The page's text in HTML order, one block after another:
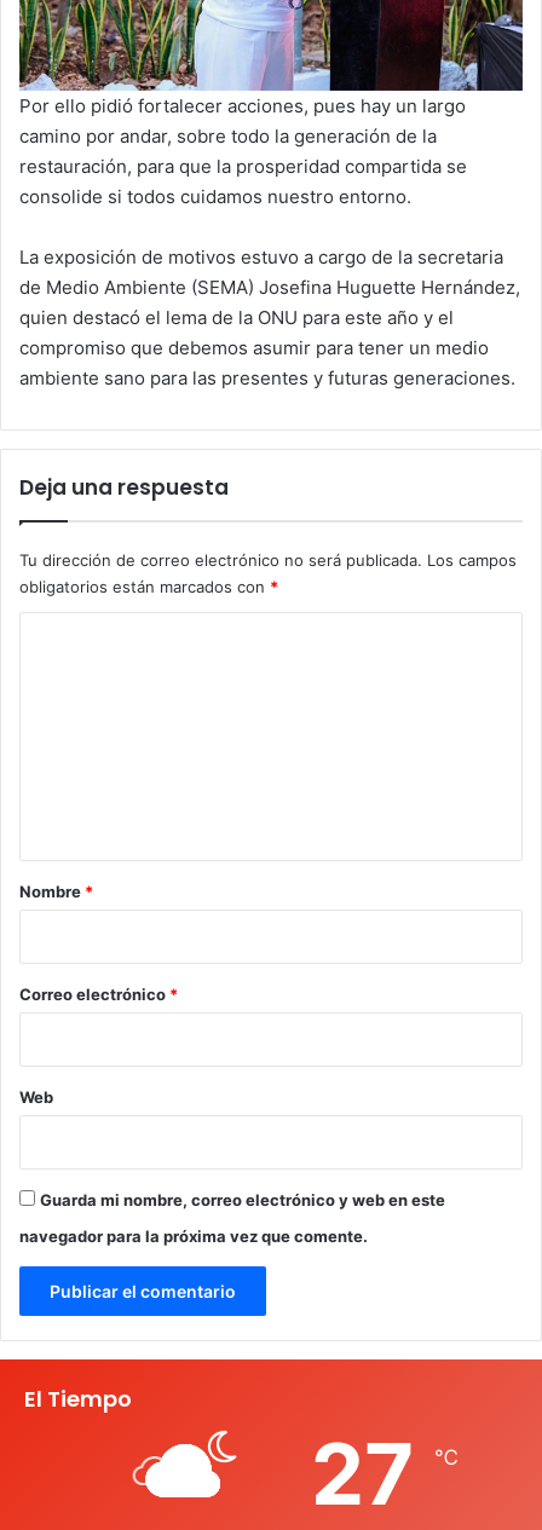
Por ello pidió fortalecer acciones, pues hay un largo
camino por andar, sobre todo la generación de la
restauración, para que la prosperidad compartida se
consolide si todos cuidamos nuestro entorno.
La exposición de motivos estuvo a cargo de la secretaria
de Medio Ambiente (SEMA) Josefina Huguette Hernández,
quien destacó el lema de la ONU para este año y el
compromiso que debemos asumir para tener un medio
ambiente sano para las presentes y futuras generaciones.
Deja una respuesta
Tu dirección de correo electrónico no será publicada. Los campos
obligatorios están marcados con *
r
*
Nombre *
Correo electrónico *
Web
Guarda mi nombre, correo electrónico y web en este
navegador para la próxima vez que comente.
El Tiempo
27 ℃